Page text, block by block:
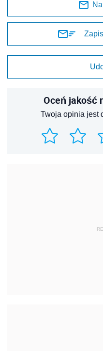
Oceń jakość
Twoja opinia jest